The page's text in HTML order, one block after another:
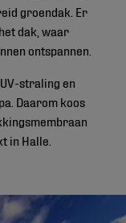
groendak. Er
dak, waar
ontspannen.
straling en
Daarom koos
in Halle.